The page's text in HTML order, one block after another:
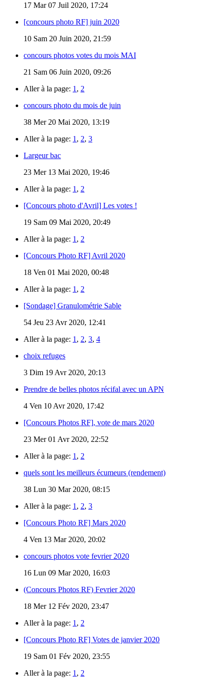
17 Mar 07 Juil 2020, 17:24
[concours photo RF] juin 2020
10 Sam 20 Juin 2020, 21:59
concours photos votes du mois MAI
21 Sam 06 Juin 2020, 09:26
Aller à la page: 1 , 2
concours photo du mois de juin
38 Mer 20 Mai 2020, 13:19
Aller à la page: 1 , 2, 3
Largeur bac
23 Mer 13 Mai 2020, 19:46
Aller à la page: 1 , 2
[Concours photo d'Avril] Les votes !
19 Sam 09 Mai 2020, 20:49
Aller à la page: 1 , 2
[Concours Photo RF] Avril 2020
18 Ven 01 Mai 2020, 00:48
Aller à la page: 1 , 2
[Sondage] Granulométrie Sable
54 Jeu 23 Avr 2020, 12:41
Aller à la page: 1 , 2, 3, 4
choix refuges
3 Dim 19 Avr 2020, 20:13
Prendre de belles photos récifal avec un APN
4 Ven 10 Avr 2020, 17:42
[Concours Photos RF], vote de mars 2020
23 Mer 01 Avr 2020, 22:52
Aller à la page: 1 , 2
quels sont les meilleurs écumeurs (rendement)
38 Lun 30 Mar 2020, 08:15
Aller à la page: 1 , 2, 3
[Concours Photo RF] Mars 2020
4 Ven 13 Mar 2020, 20:02
concours photos vote fevrier 2020
16 Lun 09 Mar 2020, 16:03
(Concours Photos RF) Fevrier 2020
18 Mer 12 Fév 2020, 23:47
Aller à la page: 1 , 2
[Concours Photo RF] Votes de janvier 2020
19 Sam 01 Fév 2020, 23:55
Aller à la page: 1 , 2